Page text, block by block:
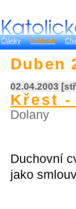
Články Události
Duben
02.04.2003
Křest
Dolany
Duchovní
jako